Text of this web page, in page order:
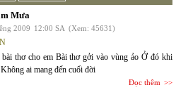
Mưa
2009 12:00 SA (Xem: 45631)
thơ cho em Bài thơ gởi vào vùng ảo Ở đó khi
ai mang đến cuối đời
Đọc thêm